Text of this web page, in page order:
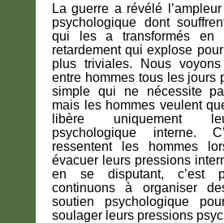
La guerre a révélé
psychologique dont
qui les a transformés en
retardement qui explose
plus triviales. Nous
entre hommes tous les jours
simple qui ne nécessite
mais les hommes veulent
libère uniquement
psychologique interne.
ressentent les hommes
évacuer leurs pressions
en se disputant, c’est
continuons à organiser
soutien psychologique
soulager leurs pressions